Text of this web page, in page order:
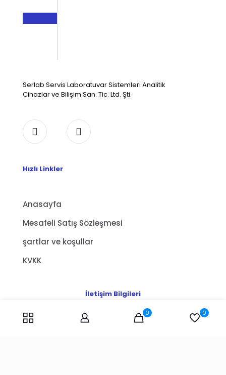
Serlab Servis Laboratuvar Sistemleri Analitik
Cihazlar ve Bilişim San. Tic. Ltd. Şti.
Hızlı Linkler
Anasayfa
Mesafeli Satış Sözleşmesi
şartlar ve koşullar
KVKK
İletişim Bilgileri
Adres:
Küçükbakkalköy, Gülveren Sokağı Çağdaşkent
0 0